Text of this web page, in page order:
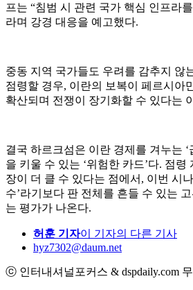
프는 “침범 시 관련 국가 핵심 인프라
라며 강경 대응을 예고했다.
중동 지역 국가들도 우려를 감추지 않
점령할 경우, 이란의 보복이 페르시아
확산되며 전쟁이 장기화할 수 있다는
결국 하르크섬은 이란 경제를 겨누는 ‘
을 키울 수 있는 ‘위험한 카드’다. 점
장이 더 클 수 있다는 점에서, 이번 시
수’라기보다 판 전체를 흔들 수 있는
는 평가가 나온다.
허훈 기자이 기자의 다른 기사
hyz7302@daum.net
ⓒ 인터내셔널포커스 & dspdaily.com